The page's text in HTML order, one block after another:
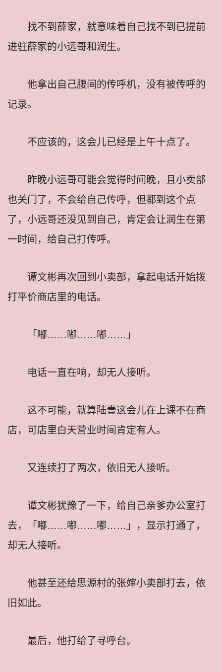
找不到薛家，就意味着自己找不到已提前
进驻薛家的小远哥和润生。
他拿出自己腰间的传呼机，没有被传呼的
记录。
不应该的，这会儿已经是上午十点了。
昨晚小远哥可能会觉得时间晚，且小卖部
也关门了，不会给自己传呼，但都到这个点
了，小远哥还没见到自己，肯定会让润生在第
一时间，给自己打传呼。
谭文彬再次回到小卖部，拿起电话开始拨
打平价商店里的电话。
「嘟……嘟……嘟……」
电话一直在响，却无人接听。
这不可能，就算陆壹这会儿在上课不在商
店，可店里白天营业时间肯定有人。
又连续打了两次，依旧无人接听。
谭文彬犹豫了一下，给自己亲爹办公室打
去，「嘟……嘟……嘟……」，显示打通了，
却无人接听。
他甚至还给思源村的张婶小卖部打去，依
旧如此。
最后，他打给了寻呼台。